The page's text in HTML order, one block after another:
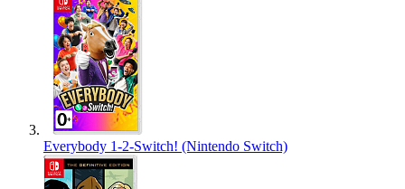
Everybody 1-2-Switch! (Nintendo Switch)